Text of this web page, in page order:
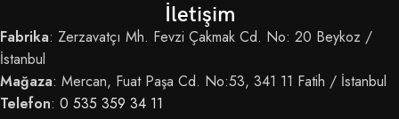
İletişim
Fabrika: Zerzavatçı Mh. Fevzi Çakmak Cd. No: 20 Beykoz /
İstanbul
Mağaza: Mercan, Fuat Paşa Cd. No:53, 341 11 Fatih / İstanbul
Telefon: 0 535 359 34 11